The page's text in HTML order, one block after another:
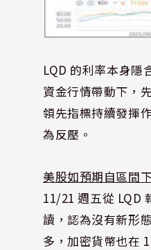
LQD 的利率本身隱
資金行情帶動下，
領先指標持續發揮
為反壓。
美股如預期自區間
11/21 週五從 LQD
讀，認為沒有新形
多，加密貨幣也在